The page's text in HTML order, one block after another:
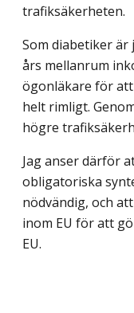
trafiksäkerheten.
Som diabetiker är
års mellanrum
ögonläkare för
helt rimligt.
högre
Jag anser därför
obligatoriska
nödvändig, och
inom EU för att
EU.